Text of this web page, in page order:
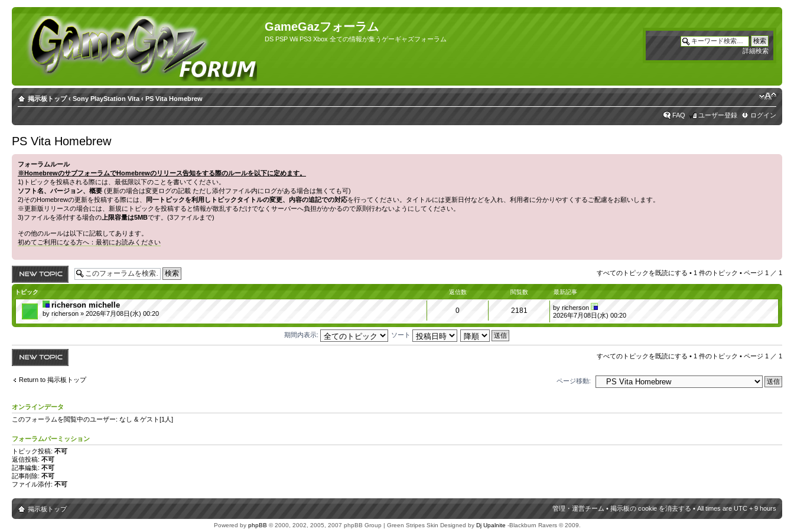
GameGazフォーラム
DS PSP Wii PS3 Xbox 全ての情報が集うゲーギャズフォーラム
詳細検索
掲示板トップ ‹ Sony PlayStation Vita ‹ PS Vita Homebrew
FAQ ユーザー登録 ログイン
PS Vita Homebrew
フォーラムルール
※HomebrewのサブフォーラムでHomebrewのリリース告知をする際のルールを以下に定めます。
1)トピックを投稿される際には、最低限以下のことを書いてください。
ソフト名、バージョン、概要 (更新の場合は変更ログの記載 ただし添付ファイル内にログがある場合は無くても可)
2)そのHomebrewの更新を投稿する際には、
同一トピックを利用しトピックタイトルの変更、内容の追記での対応を行ってください。タイトルには更新日付などを入れ、利用者に分かりやすくするご配慮をお願いします。
※更新版リリースの場合には、新規にトピックを投稿すると情報が散乱するだけでなくサーバーへ負担がかかるので原則行わないようにしてください。
3)ファイルを添付する場合の 上限容量は5MBです。(3ファイルまで)
その他のルールは以下に記載してあります。
初めてご利用になる方へ：最初にお読みください
すべてのトピックを既読にする • 1 件のトピック • ページ 1 ／ 1
トピック 返信数 閲覧数 最新記事
richerson michelle
by richerson » 2026年7月08日(水) 00:20 0 2181 byricherson
2026年7月08日(水) 00:20
期間内表示: ソート
すべてのトピックを既読にする • 1 件のトピック • ページ 1 ／ 1
Return to 掲示板トップ ページ移動:
オンラインデータ
このフォーラムを閲覧中のユーザー: なし & ゲスト[1人]
フォーラムパーミッション
トピック投稿: 不可
返信投稿: 不可
記事編集: 不可
記事削除: 不可
ファイル添付: 不可
掲示板トップ 管理・運営チーム • 掲示板の cookie を消去する • All times are UTC + 9 hours
Powered by phpBB © 2000, 2002, 2005, 2007 phpBB Group | Green Stripes Skin Designed by Dj Upalnite -Blackburn Ravers © 2009.